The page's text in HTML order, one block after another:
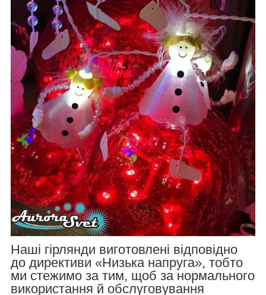
Наші гірлянди виготовлені відповідно
до директиви «Низька напруга», тобто
ми стежимо за тим, щоб за нормального
використання й обслуговування